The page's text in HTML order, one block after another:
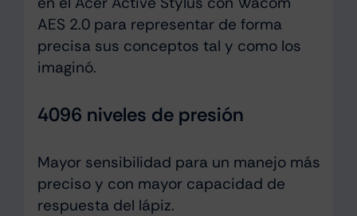
AES 2.0 para representar de forma
precisa sus conceptos tal y como los
imaginó.
4096 niveles de presión
Mayor sensibilidad para un manejo más
preciso y con mayor capacidad de
respuesta del lápiz.